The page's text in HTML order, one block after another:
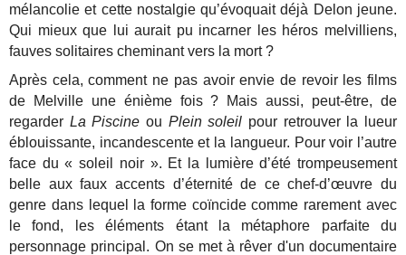
mélancolie et cette nostalgie qu’évoquait déjà Delon jeune.
Qui mieux que lui aurait pu incarner les héros melvilliens,
fauves solitaires cheminant vers la mort ?
Après cela, comment ne pas avoir envie de revoir les films
de Melville une énième fois ? Mais aussi, peut-être, de
regarder La Piscine ou Plein soleil pour retrouver la lueur
éblouissante, incandescente et la langueur. Pour voir l’autre
face du « soleil noir ». Et la lumière d’été trompeusement
belle aux faux accents d’éternité de ce chef-d’œuvre du
genre dans lequel la forme coïncide comme rarement avec
le fond, les éléments étant la métaphore parfaite du
personnage principal. On se met à rêver d'un documentaire